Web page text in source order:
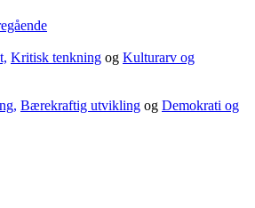
Kritisk tenkning og Kulturarv og
Bærekraftig utvikling og Demokrati og